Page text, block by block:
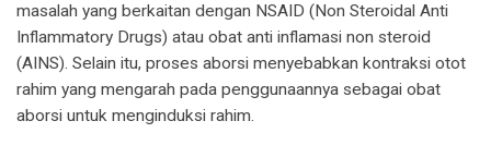
masalah yang berkaitan dengan NSAID (Non Steroidal Anti
Inflammatory Drugs) atau obat anti inflamasi non steroid
(AINS). Selain itu, proses aborsi menyebabkan kontraksi otot
rahim yang mengarah pada penggunaannya sebagai obat
aborsi untuk menginduksi rahim.